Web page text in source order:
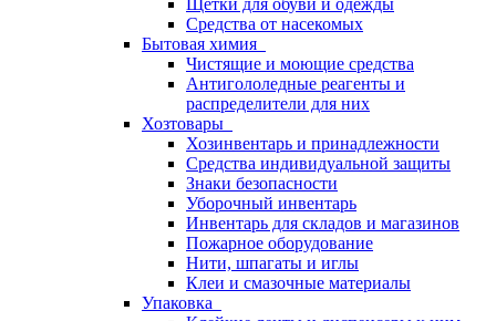
Щетки для обуви и одежды
Средства от насекомых
Бытовая химия
Чистящие и моющие средства
Антигололедные реагенты и
распределители для них
Хозтовары
Хозинвентарь и принадлежности
Средства индивидуальной защиты
Знаки безопасности
Уборочный инвентарь
Инвентарь для складов и магазинов
Пожарное оборудование
Нити, шпагаты и иглы
Клеи и смазочные материалы
Упаковка